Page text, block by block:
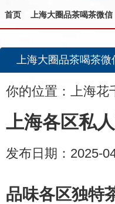
首页 上海大圈品茶喝茶微信
上海大圈品茶喝茶微
你的位置： 上海花
上海各区私
发布日期：2025-
品味各区独特